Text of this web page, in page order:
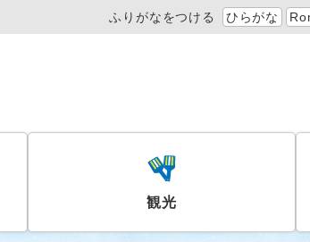
ふりがなをつける ひらがな
観光